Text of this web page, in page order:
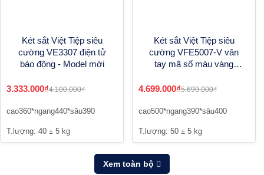
Két sắt Việt Tiệp siêu
cường VE3307 điện tử
báo động - Model mới
3.333.000₫4.100.000₫
cao360*ngang440*sâu390
T.lượng: 40 ± 5 kg
Két sắt Việt Tiệp siêu
cường VFE5007-V vân
tay mã số màu vàng
4.699.000₫5.699.000₫
cao500*ngang390*sâu400
T.lượng: 50 ± 5 kg
Xem toàn bộ